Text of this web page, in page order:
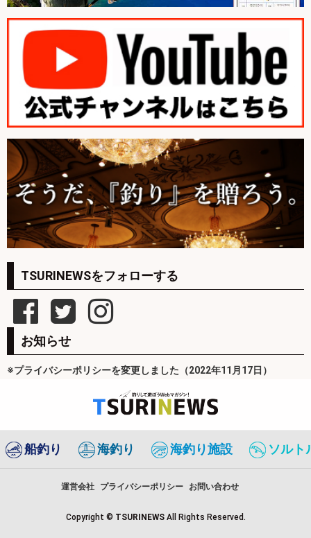
TSURINEWSをフォローする
お知らせ
※プライバシーポリシーを変更しました（2022年11月17日）
船釣り 海釣り 海釣り施設 ソルト
運営会社 プライバシーポリシー お問い合わせ
Copyright © TSURINEWS All Rights Reserved.